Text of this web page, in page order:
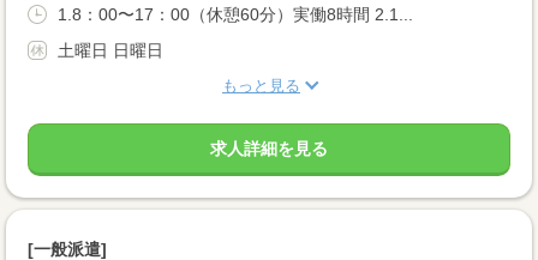
1.8：00〜17：00（休憩60分）実働8時間 2.1...
土曜日 日曜日
もっと見る
求人詳細を見る
[一般派遣]